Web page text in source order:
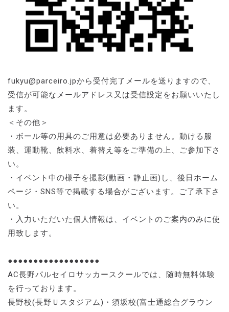
fukyu@parceiro.jpから受付完了メールを送りますので、
受信が可能なメールアドレス又は受信設定をお願いいたし
ます。
＜その他＞
・ボール等の用具のご用意は必要ありません。動ける服
装、運動靴、飲料水、着替え等をご準備の上、ご参加下さ
い。
・イベント中の様子を撮影(動画・静止画)し、後日ホーム
ページ・SNS等で掲載する場合がございます。ご了承下さ
い。
・入力いただいた個人情報は、イベントのご案内のみに使
用致します。
●●●●●●●●●●●●●●●●●●
AC長野パルセイロサッカースクールでは、随時無料体験
を行っております。
長野校(長野Ｕスタジアム)・須坂校(富士通総合グラウン